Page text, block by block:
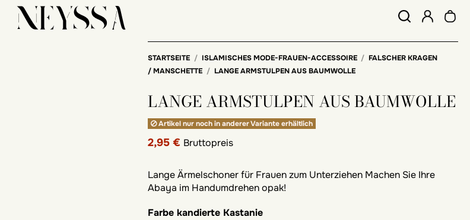
STARTSEITE ISLAMISCHES MODE-FRAUEN-ACCESSOIRE
FALSCHER KRAGEN
/ MANSCHETTE
LANGE ARMSTULPEN AUS BAUMWOLLE
LANGE ARMSTULPEN AUS BAUMWOLLE
Artikel nur noch in anderer Variante erhältlich
2,95 € Bruttopreis
Lange Ärmelschoner für Frauen zum Unterziehen Machen Sie Ihre
Abaya im Handumdrehen opak!
Farbekandierte Kastanie